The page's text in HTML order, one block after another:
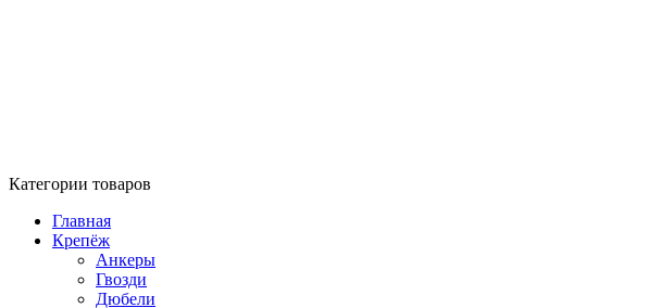
Категории товаров
Главная
Крепёж
Анкеры
Гвозди
Дюбели